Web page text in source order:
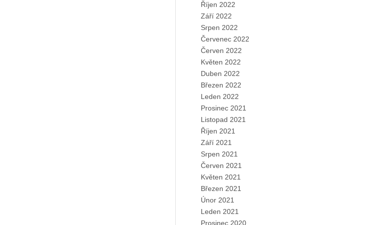
Říjen 2022
Září 2022
Srpen 2022
Červenec 2022
Červen 2022
Květen 2022
Duben 2022
Březen 2022
Leden 2022
Prosinec 2021
Listopad 2021
Říjen 2021
Září 2021
Srpen 2021
Červen 2021
Květen 2021
Březen 2021
Únor 2021
Leden 2021
Prosinec 2020